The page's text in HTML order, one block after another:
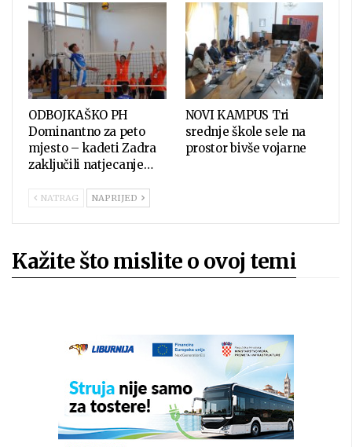
ODBOJKAŠKO PH
Dominantno za peto
mjesto – kadeti Zadra
zaključili natjecanje…
NOVI KAMPUS Tri
srednje škole sele na
prostor bivše vojarne
NATRAG NAPRIJED
Kažite što mislite o ovoj temi